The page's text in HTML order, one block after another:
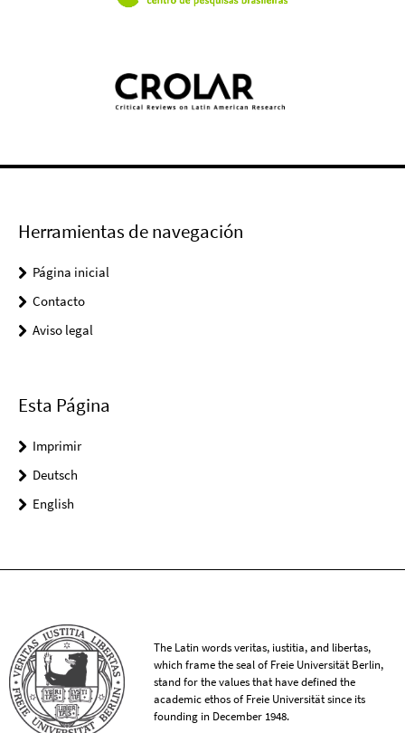
Herramientas de navegación
Página inicial
Contacto
Aviso legal
Esta Página
Imprimir
Deutsch
English
The Latin words veritas, iustitia, and libertas,
which frame the seal of Freie Universität Berlin,
stand for the values that have defined the
academic ethos of Freie Universität since its
founding in December 1948.